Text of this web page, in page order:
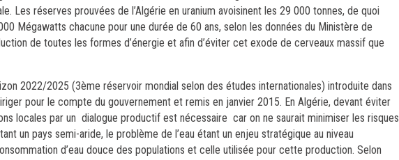
Les réserves prouvées de l’Algérie en uranium avoisinent les 29 000 tonnes, de quoi
Mégawatts chacune pour une durée de 60 ans, selon les données du Ministère de
de toutes les formes d’énergie et afin d’éviter cet exode de cerveaux massif que
2022/2025 (3ème réservoir mondial selon des études internationales) introduite dans
pour le compte du gouvernement et remis en janvier 2015. En Algérie, devant éviter
locales par un dialogue productif est nécessaire car on ne saurait minimiser les risques
un pays semi-aride, le problème de l’eau étant un enjeu stratégique au niveau
d’eau douce des populations et celle utilisée pour cette production. Selon